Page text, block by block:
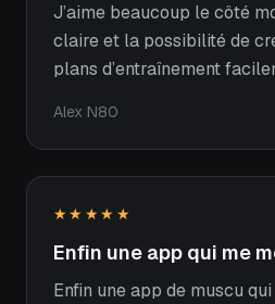
J’aime beaucoup le côté
claire et la possibilité de
plans d’entraînement
Alex N80
★★★★★
Enfin une app qui me
Enfin une app de muscu